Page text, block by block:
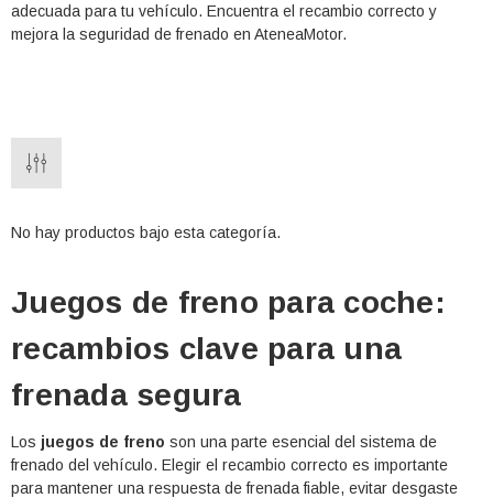
adecuada para tu vehículo. Encuentra el recambio correcto y
mejora la seguridad de frenado en AteneaMotor.
TB740 12V
Batería De Arranque TUDOR TA1000
12V 100Ah
€275,29 €127,87
No hay productos bajo esta categoría.
Juegos de freno para coche:
recambios clave para una
frenada segura
Los juegos de freno son una parte esencial del sistema de
frenado del vehículo. Elegir el recambio correcto es importante
para mantener una respuesta de frenada fiable, evitar desgaste